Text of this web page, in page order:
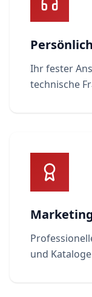
Ihr fester
technische
und Kataloge